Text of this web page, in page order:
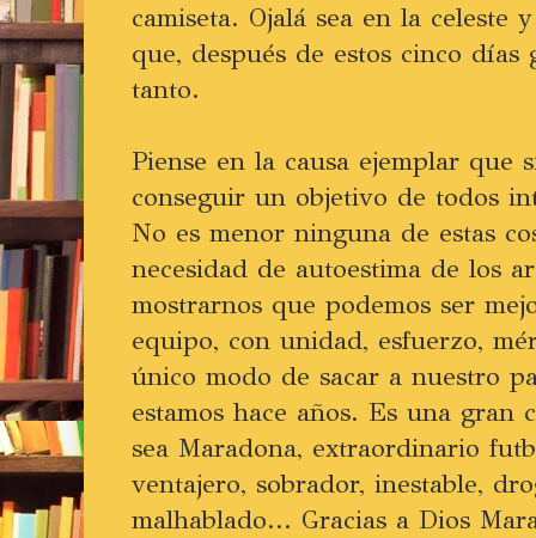
camiseta. Ojalá sea en la celeste
que, después de estos cinco
tanto.
Piense en la causa ejemplar que
conseguir un objetivo de todos
No es menor ninguna de estas
necesidad de autoestima de los
mostrarnos que podemos ser
equipo, con unidad, esfuerzo,
único modo de sacar a nuestro
estamos hace años. Es una gran
sea Maradona, extraordinario
ventajero, sobrador, inestable,
malhablado... Gracias a Dios